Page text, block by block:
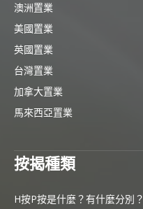
澳洲置業
美國置業
英國置業
台灣置業
加拿大置業
馬來西亞置業
按揭種類
H按P按是什麼？有什麼分別？